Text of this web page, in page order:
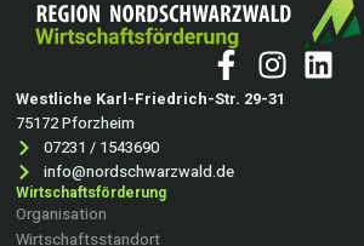
Westliche Karl-Friedrich-Str. 29-31
75172 Pforzheim
07231 / 1543690
info@nordschwarzwald.de
Wirtschaftsförderung
Organisation
Wirtschaftsstandort